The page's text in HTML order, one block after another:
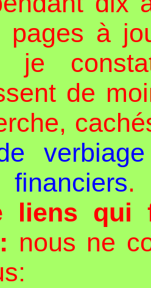
à
je
de
financiers.
liens qui
nous ne